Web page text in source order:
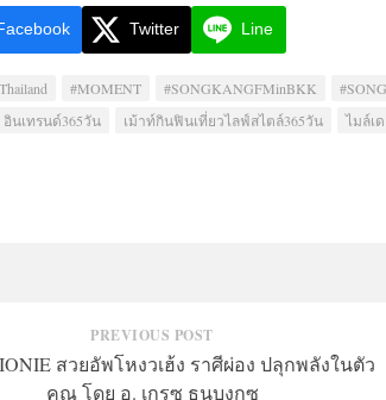
Twitter Line
#MOMENT #SONGKANGFMinBKK
อินเทรนด์365วัน เม้าท์กินฟินเที่ยวไลฟ์สไตล์365วัน ไมล์เ
PREVIOUS POST
สวยอัพโหงวเฮ้ง ราศีผ่อง ปลุกพลังในตัว
คุณ โดย อ. เกรซ ธนบงกซ